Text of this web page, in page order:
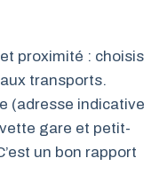
proximité : choisis
transports.
(adresse indicative
gare et petit-
un bon rapport